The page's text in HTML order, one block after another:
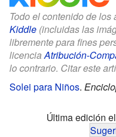
Todo el contenido de los
Kiddle (incluidas las
libremente para fines
licenciaAtribución-
lo contrario. Citar este
Solei para Niños.
Última edición